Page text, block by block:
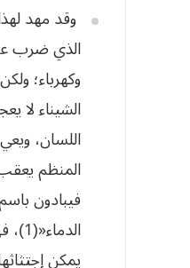
وقد مهد
الذي ضرب
وكهرباء؛
الشيناء لا
اللسان،
المنظم
فيبادون
يمكن